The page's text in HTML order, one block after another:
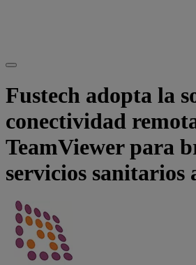
Fustech adopta la
conectividad
TeamViewer para
servicios sanitarios